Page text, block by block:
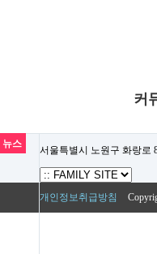
커
뉴스
서울특별시 노원구 화랑로
개인정보취급방침